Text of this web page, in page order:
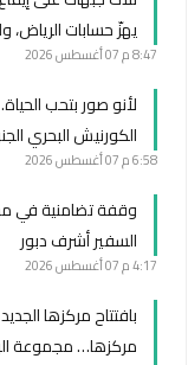
يهزّ حسابات الرياض،
8:47 م 07 أغسطس 2026
لأنو صور بتحب
الكورنيش البحري
6:58 م 07 أغسطس 2026
وقفة تضامنية في
السفير أشرف دبور
4:17 م 07 أغسطس 2026
بافتتاح مركزها
مركزها… مجموعة